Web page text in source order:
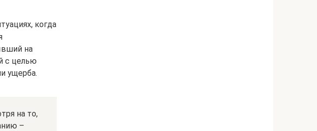
когда
на
с целью
ущерба.
на то,
–